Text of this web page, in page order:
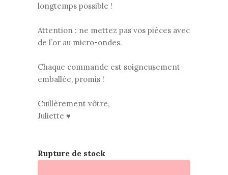
longtemps possible !
Attention : ne mettez pas vos pièces avec
de l’or au micro-ondes.
Chaque commande est soigneusement
emballée, promis !
Cuillèrement vôtre,
Juliette ♥
Rupture de stock